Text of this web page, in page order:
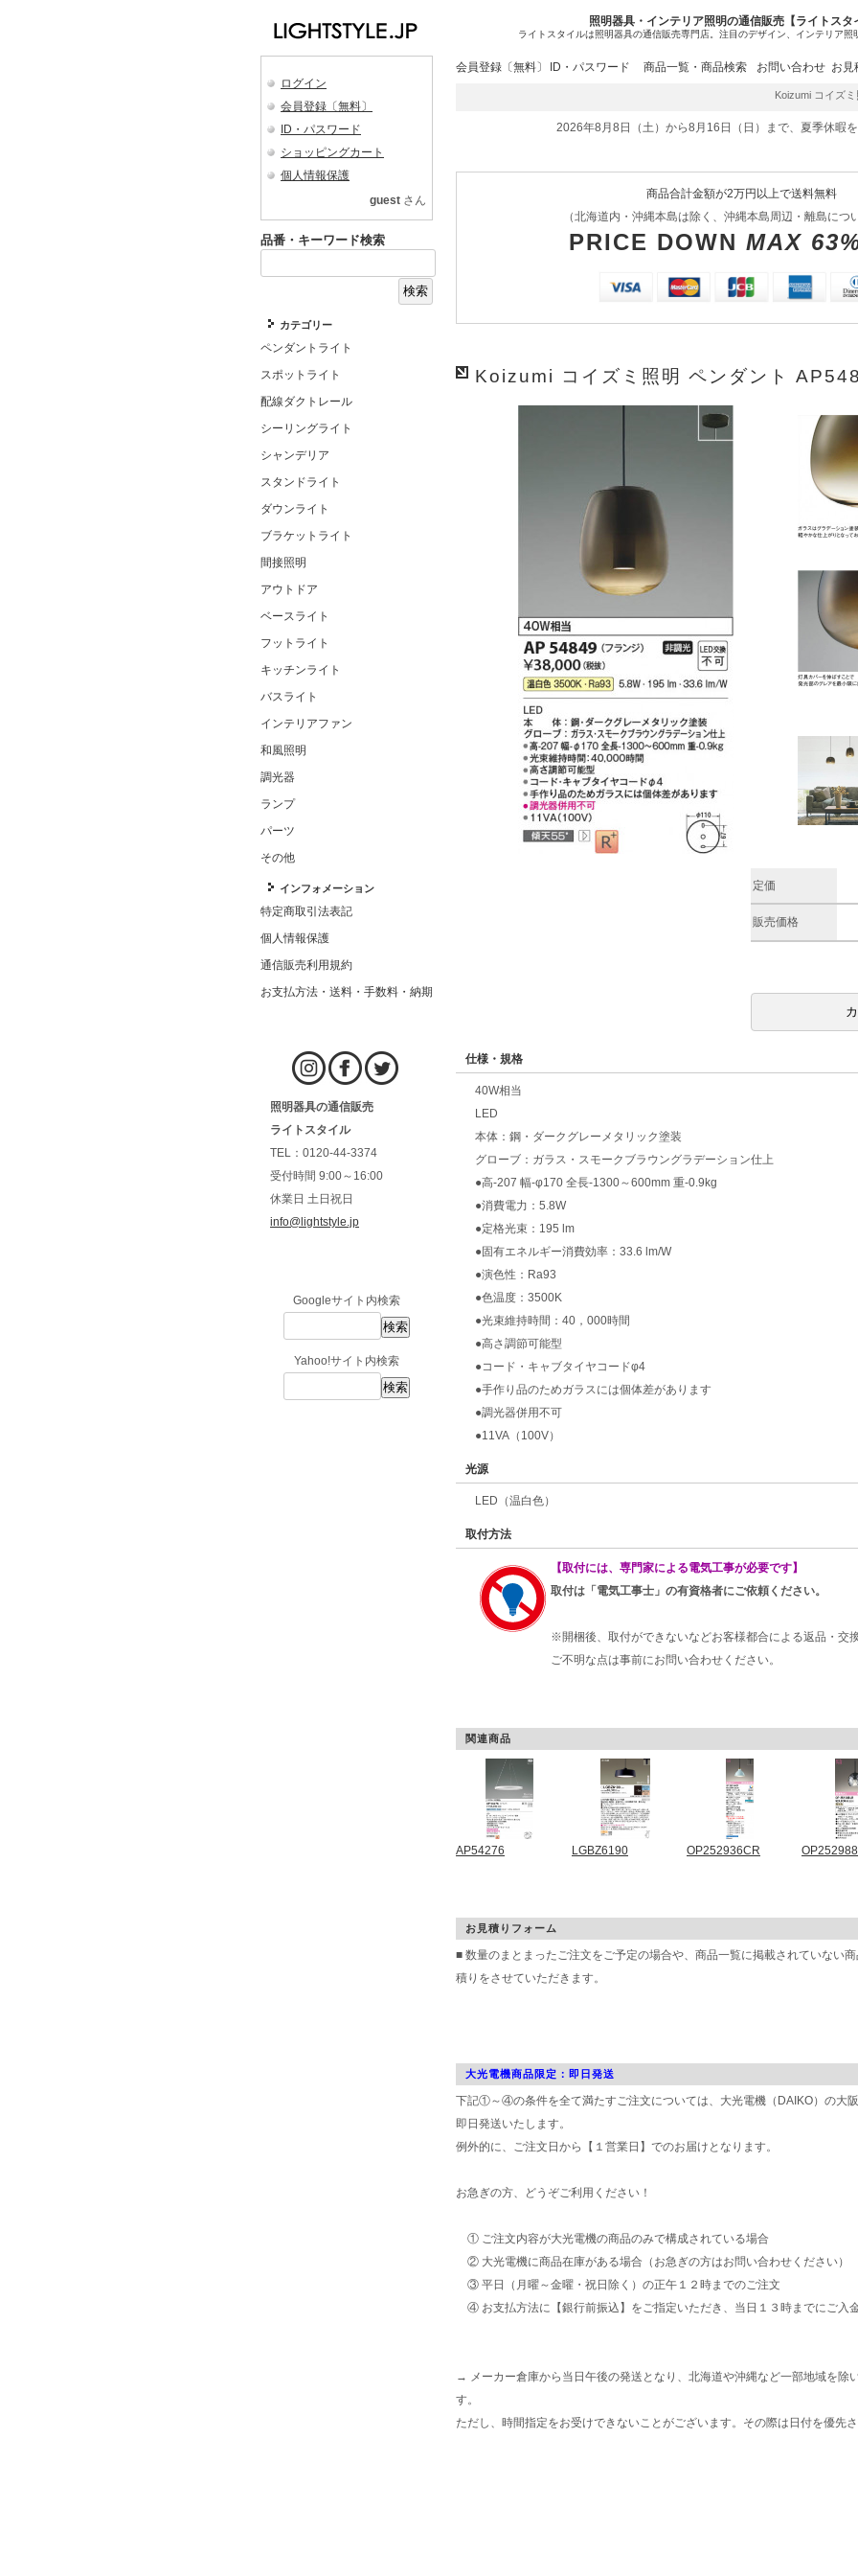
照明器具・インテリア照明の通信販売【ライトスタ
ライトスタイルは照明器具の通信販売専門店。注目のデザイン、インテリア照
ログイン
会員登録〔無料〕
ID・パスワード
ショッピングカート
個人情報保護
guest さん
品番・キーワード検索
カテゴリー
ペンダントライト
スポットライト
配線ダクトレール
シーリングライト
シャンデリア
スタンドライト
ダウンライト
ブラケットライト
間接照明
アウトドア
ベースライト
フットライト
キッチンライト
バスライト
インテリアファン
和風照明
調光器
ランプ
パーツ
その他
インフォメーション
特定商取引法表記
個人情報保護
通信販売利用規約
お支払方法・送料・手数料・納期
照明器具の通信販売
ライトスタイル
TEL：0120-44-3374
受付時間 9:00～16:00
休業日 土日祝日
info@lightstyle.jp
Googleサイト内検索
Yahoo!サイト内検索
会員登録〔無料〕 ID・パスワード 商品一覧・商品検索 お問い合わせ お見
Koizumi コイズミ照明
2026年8月8日（土）から8月16日（日）まで、夏季休暇
商品合計金額が2万円以上で送料無料
（北海道内・沖縄本島は除く、沖縄本島周辺・離島につ
PRICE DOWN MAX
Koizumi コイズミ照明 ペンダント
定価
販売価格
仕様・規格
40W相当
LED
本体：鋼・ダークグレーメタリック塗装
グローブ：ガラス・スモークブラウングラデーション仕上
●高-207 幅-φ170 全長-1300～600mm 重-0.9kg
●消費電力：5.8W
●定格光束：195 lm
●固有エネルギー消費効率：33.6 lm/W
●演色性：Ra93
●色温度：3500K
●光束維持時間：40，000時間
●高さ調節可能型
●コード・キャブタイヤコードφ4
●手作り品のためガラスには個体差があります
●調光器併用不可
●11VA（100V）
光源
LED（温白色）
取付方法
【取付には、専門家による電気工事が必要です】
取付は「電気工事士」の有資格者にご依頼ください。
※開梱後、取付ができないなどお客様都合による返品・交
ご不明な点は事前にお問い合わせください。
関連商品
AP54276 LGBZ6190 OP252936CR
お見積りフォーム
■ 数量のまとまったご注文をご予定の場合や、商品一覧に掲載されていない
積りをさせていただきます。
大光電機商品限定：即日発送
下記①～④の条件を全て満たすご注文については、大光電機（DAIKO）の大阪
即日発送いたします。
例外的に、ご注文日から【１営業日】でのお届けとなります。
お急ぎの方、どうぞご利用ください！
① ご注文内容が大光電機の商品のみで構成されている場合
② 大光電機に商品在庫がある場合（お急ぎの方はお問い合わせください）
③ 平日（月曜～金曜・祝日除く）の正午１２時までのご注文
④ お支払方法に【銀行前振込】をご指定いただき、当日１３時までにご入
→ メーカー倉庫から当日午後の発送となり、北海道や沖縄など一部地域を除
す。
ただし、時間指定をお受けできないことがございます。その際は日付を優先さ